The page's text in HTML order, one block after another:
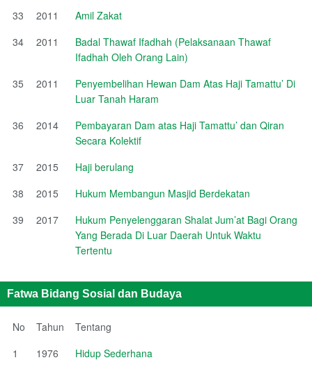
33 2011
Amil Zakat
34
2011
Badal Thawaf Ifadhah (Pelaksanaan Thawaf
Ifadhah Oleh Orang Lain)
35
2011
Penyembelihan Hewan Dam Atas Haji Tamattu’ Di
Luar Tanah Haram
36
2014
Pembayaran Dam atas Haji Tamattu’ dan Qiran
Secara Kolektif
37
2015
Haji berulang
38
2015
Hukum Membangun Masjid Berdekatan
39
2017
Hukum Penyelenggaran Shalat Jum’at Bagi Orang
Yang Berada Di Luar Daerah Untuk Waktu
Tertentu
Fatwa Bidang Sosial dan Budaya
No Tahun
Tentang
1
1976
Hidup Sederhana